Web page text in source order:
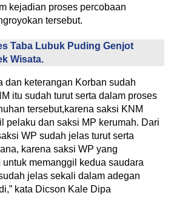
kejadian proses percobaan
tersebut.
Taba Lubuk Puding Genjot
Wisata.
dan keterangan Korban sudah
itu sudah turut serta dalam proses
tersebut,karena saksi KNM
pelaku dan saksi MP kerumah. Dari
WP sudah jelas turut serta
karena saksi WP yang
memanggil kedua saudara
jelas sekali dalam adegan
kata Dicson Kale Dipa